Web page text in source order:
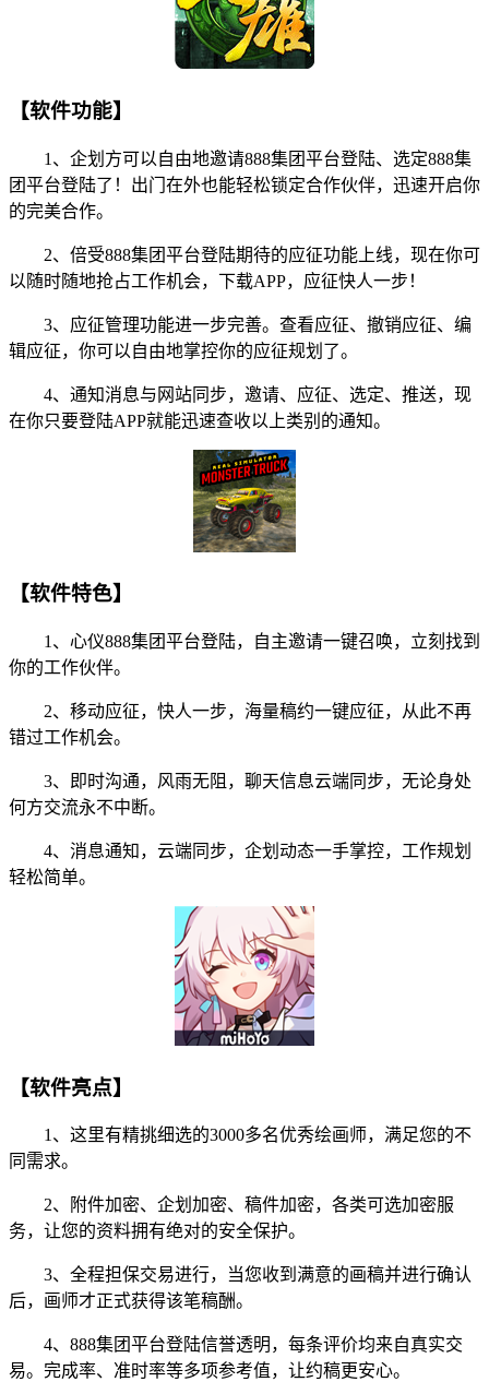
【软件功能】
1、企划方可以自由地邀请888集团平台登陆、选定888集
团平台登陆了！出门在外也能轻松锁定合作伙伴，迅速开启你
的完美合作。
2、倍受888集团平台登陆期待的应征功能上线，现在你可
以随时随地抢占工作机会，下载APP，应征快人一步！
3、应征管理功能进一步完善。查看应征、撤销应征、编
辑应征，你可以自由地掌控你的应征规划了。
4、通知消息与网站同步，邀请、应征、选定、推送，现
在你只要登陆APP就能迅速查收以上类别的通知。
【软件特色】
1、心仪888集团平台登陆，自主邀请一键召唤，立刻找到
你的工作伙伴。
2、移动应征，快人一步，海量稿约一键应征，从此不再
错过工作机会。
3、即时沟通，风雨无阻，聊天信息云端同步，无论身处
何方交流永不中断。
4、消息通知，云端同步，企划动态一手掌控，工作规划
轻松简单。
【软件亮点】
1、这里有精挑细选的3000多名优秀绘画师，满足您的不
同需求。
2、附件加密、企划加密、稿件加密，各类可选加密服
务，让您的资料拥有绝对的安全保护。
3、全程担保交易进行，当您收到满意的画稿并进行确认
后，画师才正式获得该笔稿酬。
4、888集团平台登陆信誉透明，每条评价均来自真实交
易。完成率、准时率等多项参考值，让约稿更安心。